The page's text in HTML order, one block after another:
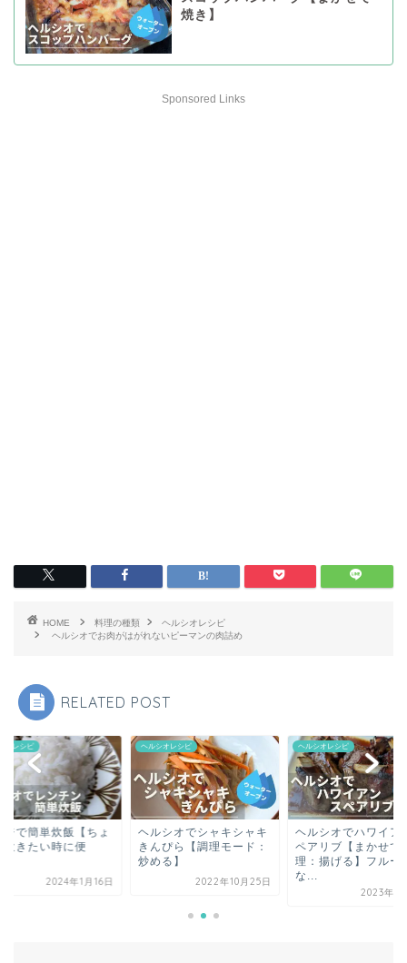
焼き】
Sponsored Links
HOME 料理の種類
ヘルシオレシピ
ヘルシオでお肉がはがれないピーマンの肉詰め
RELATED POST
オレシピ
シオでシャキシャキ
ぴら【調理モード：
2022年10月25日
ヘルシオレシピ
ヘルシオでハワイアンス
ペアリブ【まかせて調
理：揚げる】フルーティ
ヘルシオレシピ
レンジで簡単炊飯【
っと炊きたい時に便
利！】